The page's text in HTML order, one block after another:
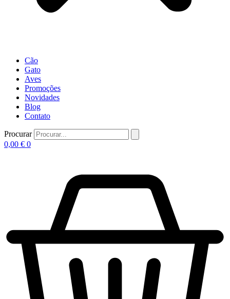
Cão
Gato
Aves
Promoções
Novidades
Blog
Contato
Procurar
0,00 € 0